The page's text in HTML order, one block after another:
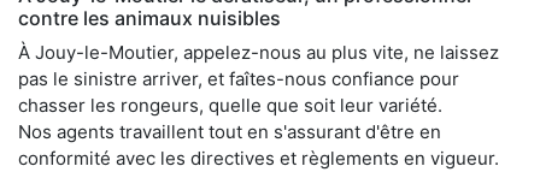
contre les animaux nuisibles
À Jouy-le-Moutier, appelez-nous au plus vite, ne laissez
pas le sinistre arriver, et faîtes-nous confiance pour
chasser les rongeurs, quelle que soit leur variété.
Nos agents travaillent tout en s'assurant d'être en
conformité avec les directives et règlements en vigueur.